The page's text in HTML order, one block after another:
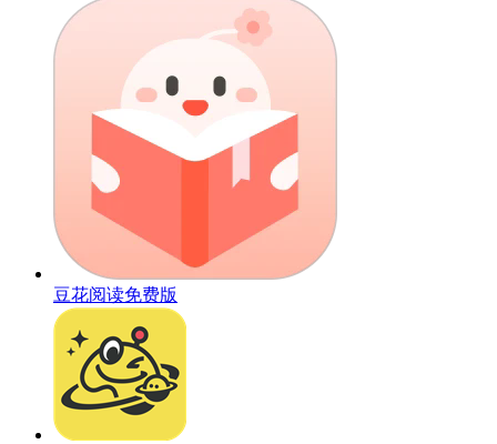
豆花阅读免费版